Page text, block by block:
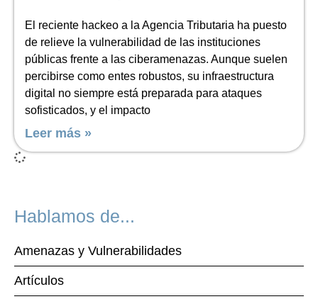
El reciente hackeo a la Agencia Tributaria ha puesto
de relieve la vulnerabilidad de las instituciones
públicas frente a las ciberamenazas. Aunque suelen
percibirse como entes robustos, su infraestructura
digital no siempre está preparada para ataques
sofisticados, y el impacto
Leer más »
Hablamos de...
Amenazas y Vulnerabilidades
Artículos